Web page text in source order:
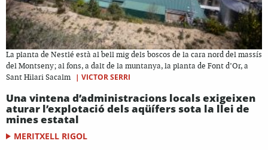
La planta de Nestlé està al bell mig dels boscos de la cara nord del massís
del Montseny; al fons, a dalt de la muntanya, la planta de Font d’Or, a
Sant Hilari Sacalm
| VICTOR SERRI
Una vintena d’administracions locals exigeixen
aturar l’explotació dels aqüífers sota la llei de
mines estatal
MERITXELL RIGOL